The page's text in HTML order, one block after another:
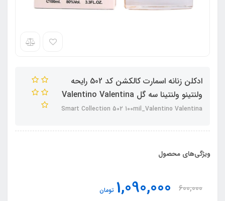
ادکلن زنانه اسمارت کالکشن کد 502 رایحه
ولنتینو ولنتینا سه گل Valentino Valentina
Smart Collection 502 100mil_Valentino Valentina
ویژگی‌های محصول
600,000
1,090,000 تومان